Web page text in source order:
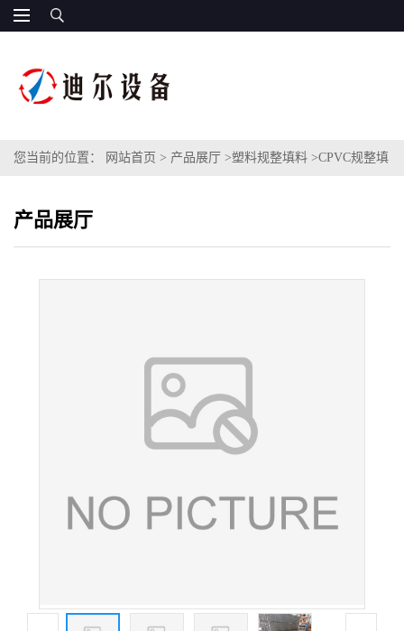
您当前的位置： 网站首页 > 产品展厅 >塑料规整填料 >CPVC规整填
产品展厅